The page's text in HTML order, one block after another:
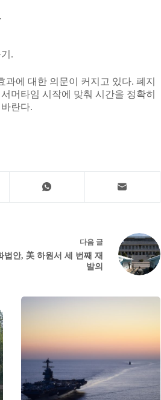
.
에 대한 의문이 커지고 있다. 폐지
머타임 시작에 맞춰 시간을 정확히
란다.
다음 글
법안, 美 하원서 세 번째 재
발의